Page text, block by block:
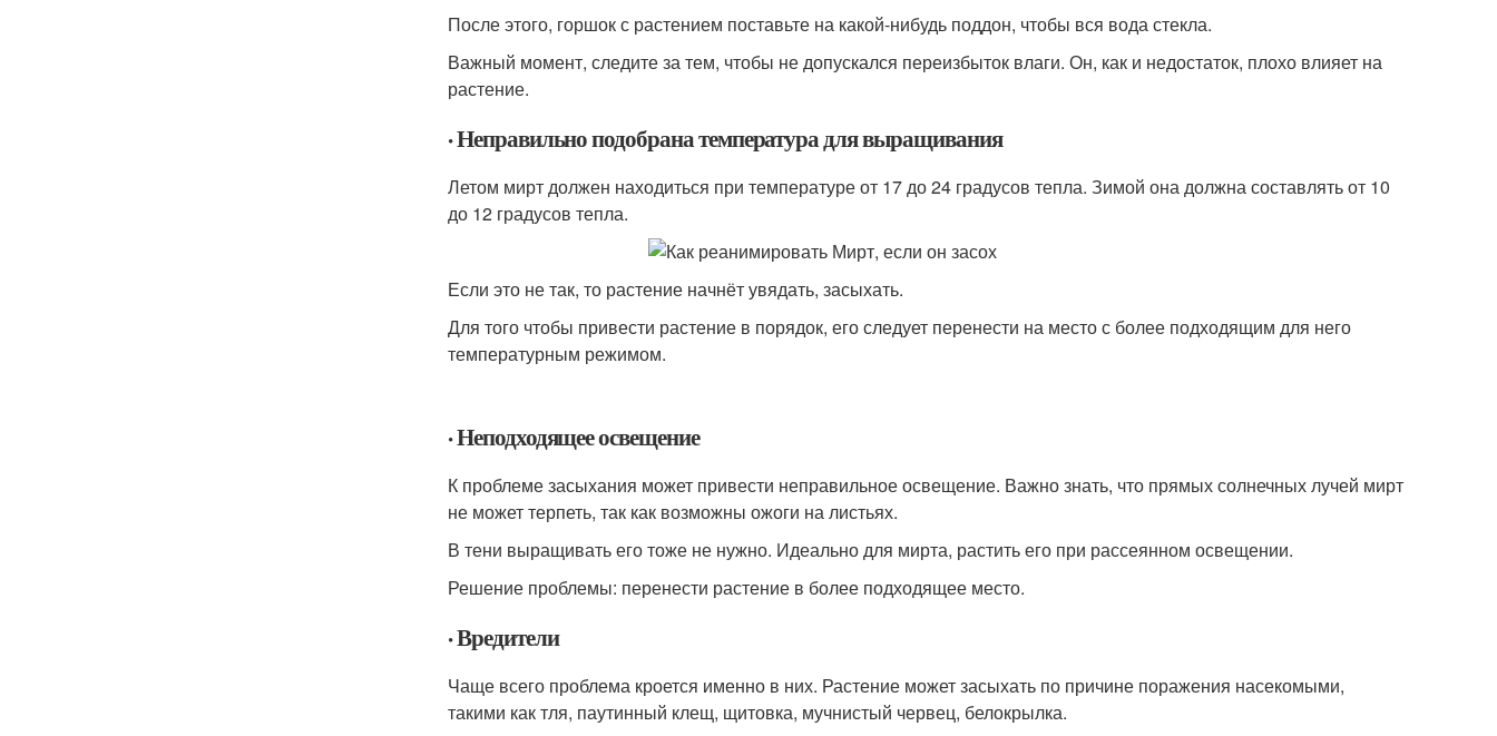
После этого, горшок с растением поставьте на какой-нибудь поддон, чтобы вся вода стекла.
Важный момент, следите за тем, чтобы не допускался переизбыток влаги. Он, как и недостаток, плохо влияет на
растение.
· Неправильно подобрана температура для выращивания
Летом мирт должен находиться при температуре от 17 до 24 градусов тепла. Зимой она должна составлять от 10
до 12 градусов тепла.
Если это не так, то растение начнёт увядать, засыхать.
Для того чтобы привести растение в порядок, его следует перенести на место с более подходящим для него
температурным режимом.
· Неподходящее освещение
К проблеме засыхания может привести неправильное освещение. Важно знать, что прямых солнечных лучей мирт
не может терпеть, так как возможны ожоги на листьях.
В тени выращивать его тоже не нужно. Идеально для мирта, растить его при рассеянном освещении.
Решение проблемы: перенести растение в более подходящее место.
· Вредители
Чаще всего проблема кроется именно в них. Растение может засыхать по причине поражения насекомыми,
такими как тля, паутинный клещ, щитовка, мучнистый червец, белокрылка.